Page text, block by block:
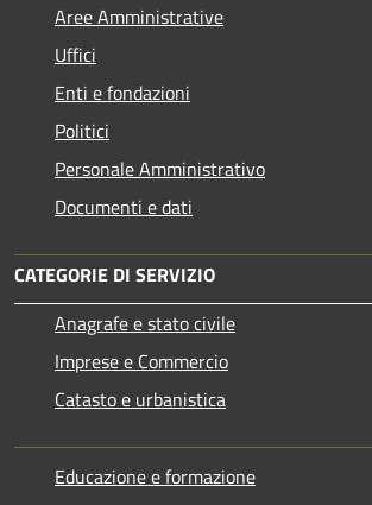
Aree Amministrative
Uffici
Enti e fondazioni
Politici
Personale Amministrativo
Documenti e dati
CATEGORIE DI SERVIZIO
Anagrafe e stato civile
Imprese e Commercio
Catasto e urbanistica
Educazione e formazione